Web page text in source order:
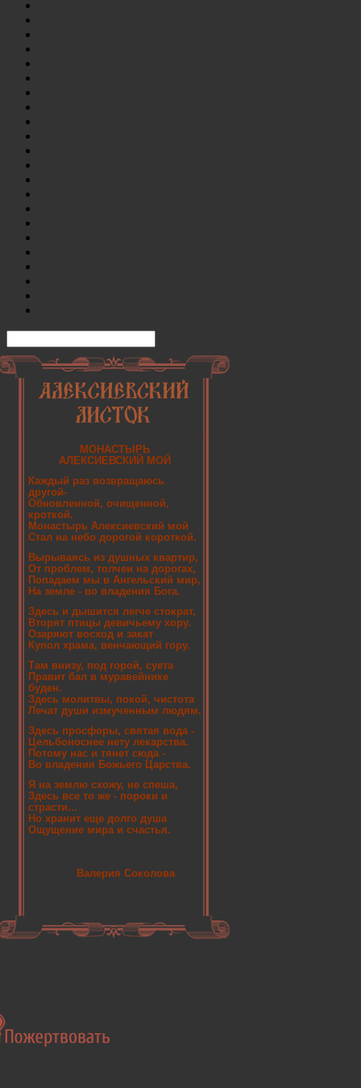
МОНАСТЫРЬ
АЛЕКСИЕВСКИЙ МОЙ
Каждый раз возвращаюсь
другой-
Обновленной, очищенной,
кроткой.
Монастырь Алексиевский мой
Стал на небо дорогой короткой.
Вырываясь из душных квартир,
От проблем, толчеи на дорогах,
Попадаем мы в Ангельский мир,
На земле - во владения Бога.
Здесь и дышится легче стократ,
Вторят птицы девичьему хору.
Озаряют восход и закат
Купол храма, венчающий гору.
Там внизу, под горой, суета
Правит бал в муравейнике
буден.
Здесь молитвы, покой, чистота
Лечат души измученным людям.
Здесь просфоры, святая вода -
Цельбоноснее нету лекарства.
Потому нас и тянет сюда -
Во владения Божьего Царства.
Я на землю схожу, не спеша,
Здесь все то же - пороки и
страсти...
Но хранит еще долго душа
Ощущение мира и счастья.
Валерия Соколова